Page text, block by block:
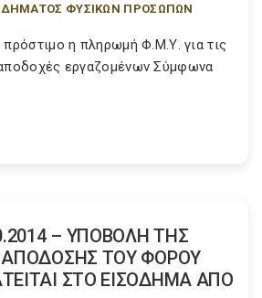
ΦΥΣΙΚΩΝ ΠΡΟΣΩΠΩΝ
η πληρωμή Φ.Μ.Υ. για τις
εργαζομένων Σύμφωνα
– ΥΠΟΒΟΛΗ ΤΗΣ
ΑΠΟΔΟΣΗΣ ΤΟΥ ΦΟΡΟΥ
ΣΤΟ ΕΙΣΟΔΗΜΑ ΑΠΟ